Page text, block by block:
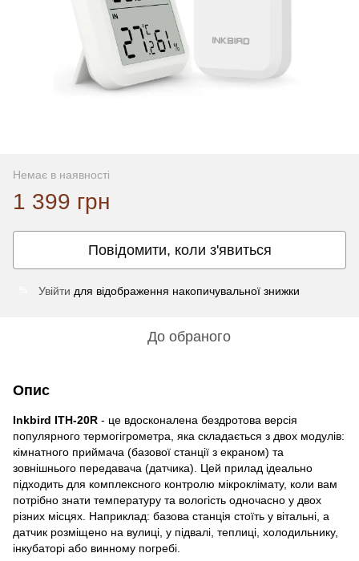
Немає в наявності
1 399 грн
Повідомити, коли з'явиться
Увійти для відображення накопичувальної знижки
До обраного
Опис
Inkbird ITH-20R - це вдосконалена бездротова версія
популярного термогігрометра, яка складається з двох модулів:
кімнатного приймача (базової станції з екраном) та
зовнішнього передавача (датчика). Цей прилад ідеально
підходить для комплексного контролю мікроклімату, коли вам
потрібно знати температуру та вологість одночасно у двох
різних місцях. Наприклад: базова станція стоїть у вітальні, а
датчик розміщено на вулиці, у підвалі, теплиці, холодильнику,
інкубаторі або винному погребі.